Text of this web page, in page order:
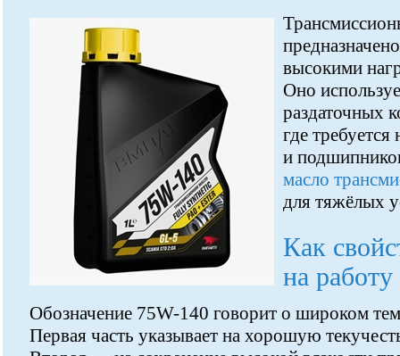
высокими
Оно
раздаточных
где
и
масло
для тяжёлых
Как
на
Обозначение 75W-140 говорит о широком
Первая часть указывает на хорошую